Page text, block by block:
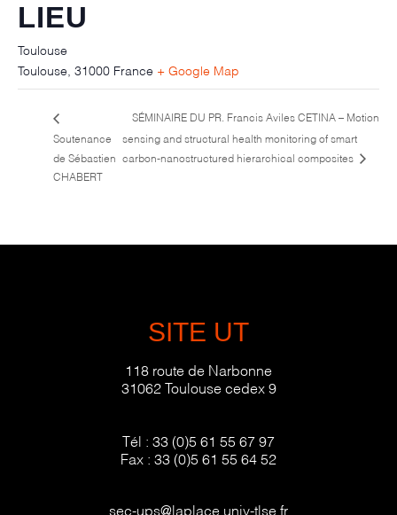
LIEU
Toulouse
Toulouse 31000 France + Google Map
Soutenance
de Sébastien
CHABERT
SÉMINAIRE DU PR. Francis Aviles CETINA – Motion
sensing and structural health monitoring of smart
carbon-nanostructured hierarchical composites
SITE UT
118 route de Narbonne
31062 Toulouse cedex 9
Tél : 33 (0)5 61 55 67 97
Fax : 33 (0)5 61 55 64 52
sec-ups@laplace.univ-tlse.fr